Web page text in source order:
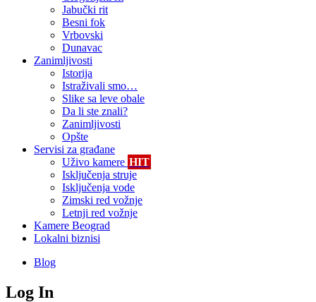
Jabučki rit
Besni fok
Vrbovski
Dunavac
Zanimljivosti
Istorija
Istraživali smo…
Slike sa leve obale
Da li ste znali?
Zanimljivosti
Opšte
Servisi za građane
Uživo kamere HIT
Isključenja struje
Isključenja vode
Zimski red vožnje
Letnji red vožnje
Kamere Beograd
Lokalni biznisi
Blog
Log In